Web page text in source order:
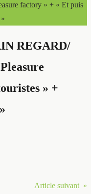
factory » + « Et puis
REGARD/
» +
Article suivant »